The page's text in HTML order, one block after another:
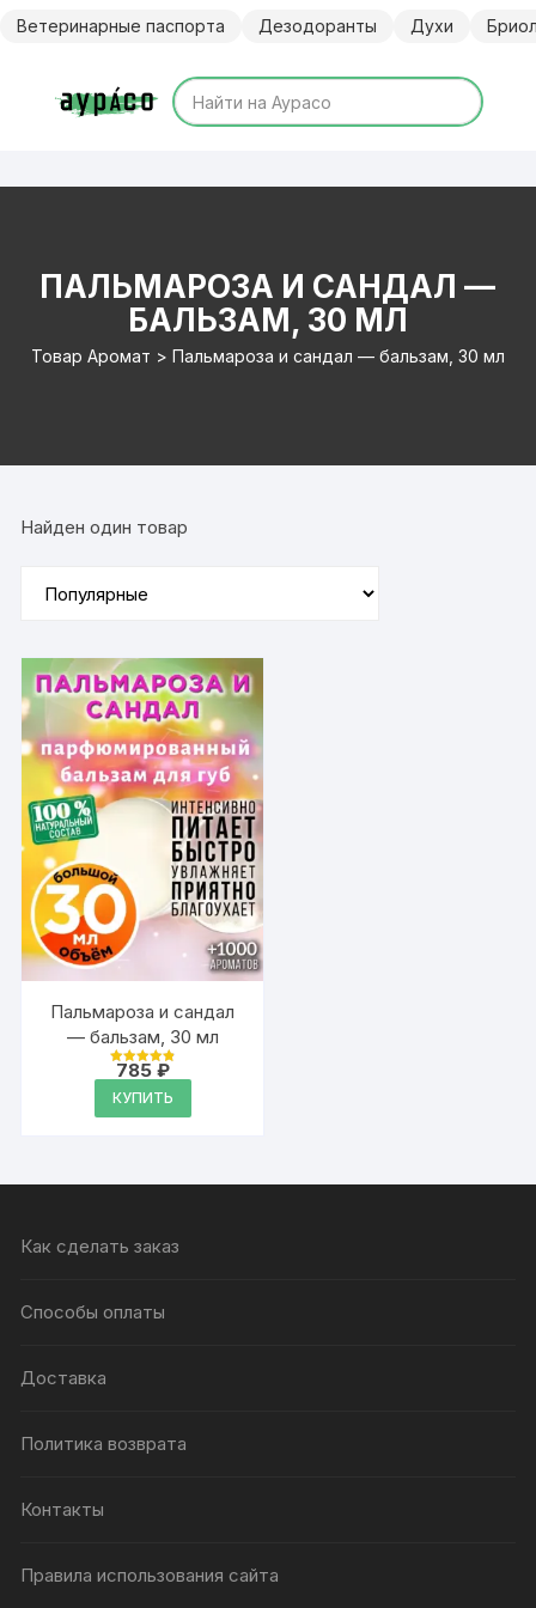
Ветеринарные паспорта Дезодоранты Духи
ПАЛЬМАРОЗА И САНДАЛ —
БАЛЬЗАМ, 30 МЛ
Товар Аромат > Пальмароза и сандал — бальзам, 30 мл
Найден один товар
Пальмароза и сандал
— бальзам, 30 мл
Оценка
из 5
785 ₽
КУПИТЬ
Как сделать заказ
Способы оплаты
Доставка
Политика возврата
Контакты
Правила использования сайта